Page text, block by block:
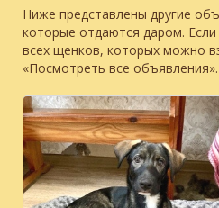
Ниже представлены другие
которые отдаются даром.
всех щенков, которых можно
«Посмотреть все объявления».